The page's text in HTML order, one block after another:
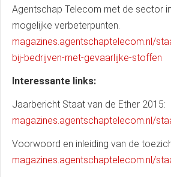
Agentschap Telecom met de sector
mogelijke verbeterpunten.
magazines.agentschaptelecom.nl/
bij-bedrijven-met-gevaarlijke-stoffen
Interessante links:
Jaarbericht Staat van de Ether 2015:
magazines.agentschaptelecom.nl/
Voorwoord en inleiding van de
magazines.agentschaptelecom.nl/